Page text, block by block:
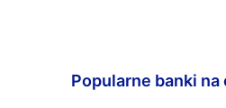
Popularne banki na